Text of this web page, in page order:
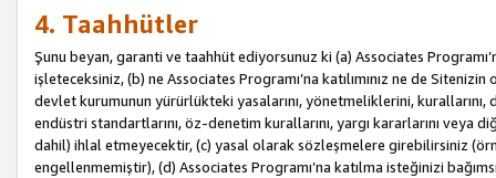
4. Taahhütler
Şunu beyan, garanti ve taahhüt ediyorsunuz ki (a) Associates
işleteceksiniz, (b) ne Associates Programı’na katılımınız ne de
devlet kurumunun yürürlükteki yasalarını, yönetmeliklerini,
endüstri standartlarını, öz-denetim kurallarını, yargı kararlarını
dahil) ihlal etmeyecektir, (c) yasal olarak sözleşmelere girebilirsiniz
engellenmemiştir), (d) Associates Programı’na katılma isteğinizi